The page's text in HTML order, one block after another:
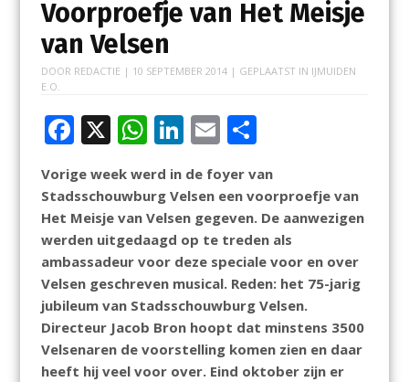
Voorproefje van Het Meisje
van Velsen
DOOR REDACTIE | 10 SEPTEMBER 2014| GEPLAATST IN IJMUIDEN
E.O.
F
e
b
o
o
k
X W
h
at
s
A
p
p
Li
n
k
e
dI
n
E
ai
l
D
e
n
Vorige week werd in de foyer van
Stadsschouwburg Velsen een voorproefje van
Het Meisje van Velsen gegeven. De aanwezigen
werden uitgedaagd op te treden als
ambassadeur voor deze speciale voor en over
Velsen geschreven musical. Reden: het 75-jarig
jubileum van Stadsschouwburg Velsen.
Directeur Jacob Bron hoopt dat minstens 3500
Velsenaren de voorstelling komen zien en daar
heeft hij veel voor over. Eind oktober zijn er